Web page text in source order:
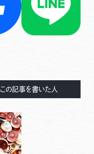
この記事を書いた人